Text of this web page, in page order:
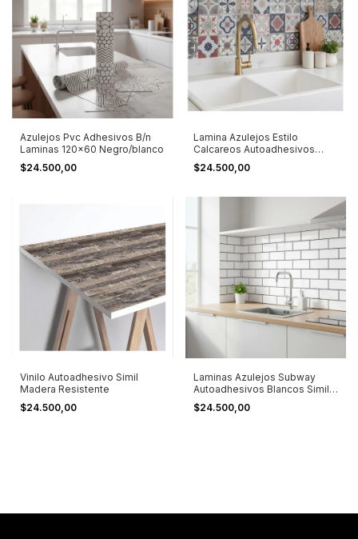
Azulejos Pvc Adhesivos B/n
Laminas 120x60 Negro/blanco
$24.500,00
Lamina Azulejos Estilo
Calcareos Autoadhesivos
1,20x0,60 Mts Combinado
$24.500,00
Vinilo Autoadhesivo Simil
Madera Resistente
$24.500,00
Laminas Azulejos Subway
Autoadhesivos Blancos Simil
Biselado Blanco
$24.500,00